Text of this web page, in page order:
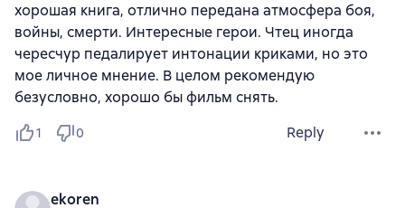
хорошая книга, отлично передана атмосфера боя,
войны, смерти. Интересные герои. Чтец иногда
чересчур педалирует интонации криками, но это
мое личное мнение. В целом рекомендую
безусловно, хорошо бы фильм снять.
1 0 Reply
ekoren